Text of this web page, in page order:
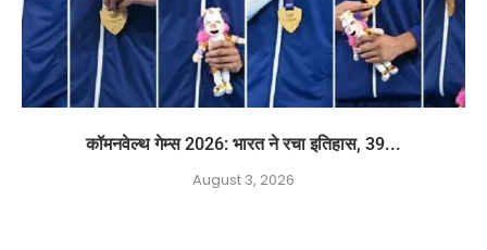
कॉमनवेल्थ गेम्स 2026: भारत ने रचा इतिहास, 39...
August 3, 2026